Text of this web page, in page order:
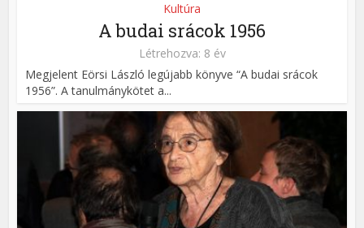
Kultúra
A budai srácok 1956
Létrehozva: 8 év
Megjelent Eörsi László legújabb könyve “A budai srácok
1956”. A tanulmánykötet a...